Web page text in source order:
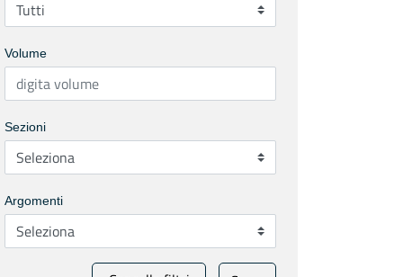
Volume
Sezioni
Argomenti